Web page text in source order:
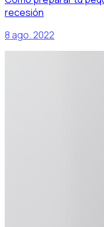
recesión
8 ago. 2022